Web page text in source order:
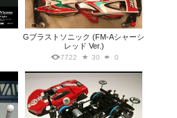
Gブラストソニック (FM-Aシャーシ
レッド Ver.)
7722 30 0